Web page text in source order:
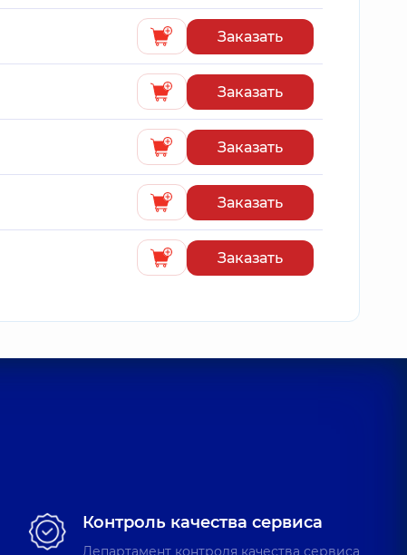
Заказать
Заказать
Заказать
Заказать
Заказать
Контроль качества сервиса
Департамент контроля качества сервиса